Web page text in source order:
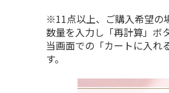
※11点以上、ご購入希望の
数量を入力し「再計算」ボ
当画面での「カートに入れ
す。